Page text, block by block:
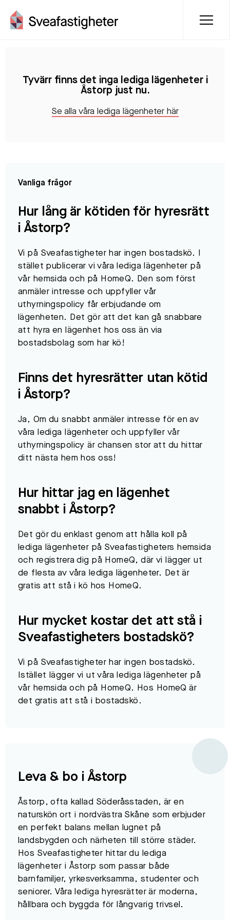
Lediga lägenheter i Åstorp
Tyvärr finns det inga lediga lägenheter i
Åstorp just nu.
Se alla våra lediga lägenheter här
Vanliga frågor
Hur lång är kötiden för hyresrätt
i Åstorp?
Vi på Sveafastigheter har ingen bostadskö. I
stället publicerar vi våra lediga lägenheter på
vår hemsida och på HomeQ. Den som först
anmäler intresse och uppfyller vår
uthyrningspolicy får erbjudande om
lägenheten. Det gör att det kan gå snabbare
att hyra en lägenhet hos oss än via
bostadsbolag som har kö!​
Finns det hyresrätter utan kötid
iÅstorp?
Ja, Om du snabbt anmäler intresse för en av
våra lediga lägenheter och uppfyller vår
uthyrningspolicy är chansen stor att du hittar
ditt nästa hem hos oss!​
Hur hittar jag en lägenhet
snabbt iÅstorp?
Det gör du enklast genom att hålla koll på
lediga lägenheter på Sveafastigheters hemsida
och registrera dig på HomeQ, där vi lägger ut
de flesta av våra lediga lägenheter. Det är
gratis att stå i kö hos HomeQ.​
Hur mycket kostar det att stå i
Sveafastigheters bostadskö?
Vi på Sveafastigheter har ingen bostadskö.
Istället lägger vi ut våra lediga lägenheter på
vår hemsida och på HomeQ. Hos HomeQ är
det gratis att stå i bostadskö.​
Leva & bo i Åstorp
Åstorp, ofta kallad Söderåsstaden, är en
naturskön ort i nordvästra Skåne som erbjuder
en perfekt balans mellan lugnet på
landsbygden och närheten till större städer.
Hos Sveafastigheter hittar du lediga
lägenheter i Åstorp som passar både
barnfamiljer, yrkesverksamma, studenter och
seniorer. Våra lediga hyresrätter är moderna,
hållbara och byggda för långvarig trivsel.